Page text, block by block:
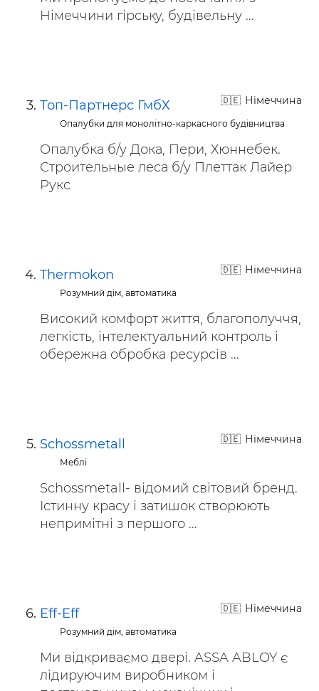
Німеччини гірську, будівельну ...
Німеччина
Топ-Партнерс ГмбХ
Опалубки для монолітно-каркасного будівництва
Опалубка б/у Дока, Пери, Хюннебек.
Строительные леса б/у Плеттак Лайер
Рукс
Німеччина
Thermokon
Розумний дім, автоматика
Високий комфорт життя, благополуччя,
легкість, інтелектуальний контроль і
обережна обробка ресурсів ...
Німеччина
Schossmetall
Меблі
Schossmetall- відомий світовий бренд.
Істинну красу і затишок створюють
непримітні з першого ...
Німеччина
Eff-Eff
Розумний дім, автоматика
Ми відкриваємо двері. ASSA ABLOY є
лідируючим виробником і